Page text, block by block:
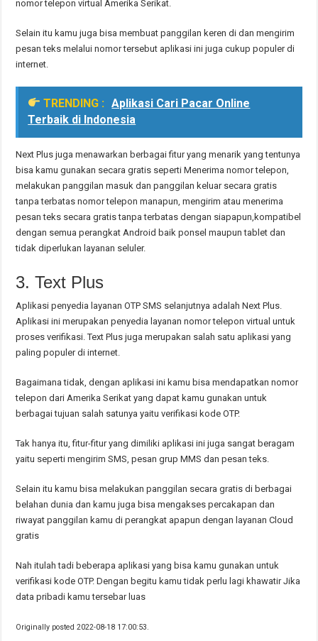
nomor telepon virtual Amerika Serikat.
Selain itu kamu juga bisa membuat panggilan keren di dan mengirim
pesan teks melalui nomor tersebut aplikasi ini juga cukup populer di
internet.
TRENDING :
Aplikasi Cari Pacar Online
Terbaik di Indonesia
Next Plus juga menawarkan berbagai fitur yang menarik yang tentunya
bisa kamu gunakan secara gratis seperti Menerima nomor telepon,
melakukan panggilan masuk dan panggilan keluar secara gratis
tanpa terbatas nomor telepon manapun, mengirim atau menerima
pesan teks secara gratis tanpa terbatas dengan siapapun,kompatibel
dengan semua perangkat Android baik ponsel maupun tablet dan
tidak diperlukan layanan seluler.
3. Text Plus
Aplikasi penyedia layanan OTP SMS selanjutnya adalah Next Plus.
Aplikasi ini merupakan penyedia layanan nomor telepon virtual untuk
proses verifikasi. Text Plus juga merupakan salah satu aplikasi yang
paling populer di internet.
Bagaimana tidak, dengan aplikasi ini kamu bisa mendapatkan nomor
telepon dari Amerika Serikat yang dapat kamu gunakan untuk
berbagai tujuan salah satunya yaitu verifikasi kode OTP.
Tak hanya itu, fitur-fitur yang dimiliki aplikasi ini juga sangat beragam
yaitu seperti mengirim SMS, pesan grup MMS dan pesan teks.
Selain itu kamu bisa melakukan panggilan secara gratis di berbagai
belahan dunia dan kamu juga bisa mengakses percakapan dan
riwayat panggilan kamu di perangkat apapun dengan layanan Cloud
gratis
Nah itulah tadi beberapa aplikasi yang bisa kamu gunakan untuk
verifikasi kode OTP. Dengan begitu kamu tidak perlu lagi khawatir Jika
data pribadi kamu tersebar luas
Originally posted 2022-08-18 17:00:53.